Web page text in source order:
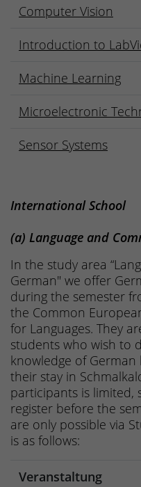
Computer Vision
Introduction to
Machine Learning
Microelectronic
Sensor Systems
International School
(a) Language and
In the study area
German" we offer
during the semester
the Common
for Languages. They
students who wish to
knowledge of
their stay in
participants is limited,
register before the
are only possible via
is as follows:
Veranstaltung